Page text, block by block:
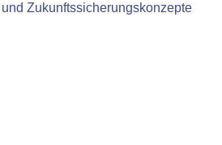
Zukunftssicherungskonzepte